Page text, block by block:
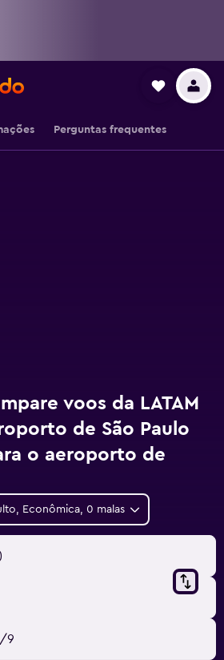
Perguntas frequentes
voos da LATAM
de São Paulo
o aeroporto de
Econômica, 0 malas
9